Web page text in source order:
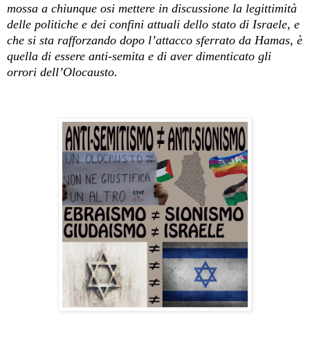
mossa a chiunque osi mettere in discussione la legittimità
delle politiche e dei confini attuali dello stato di Israele, e
che si sta rafforzando dopo l’attacco sferrato da Hamas, è
quella di essere anti-semita e di aver dimenticato gli
orrori dell’Olocausto.